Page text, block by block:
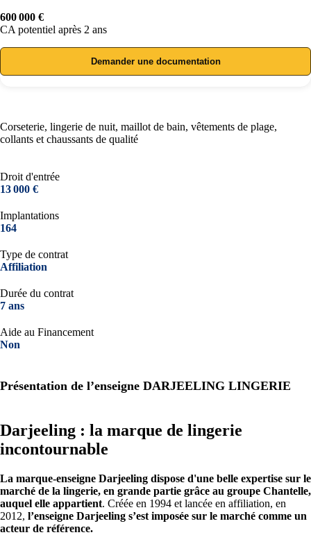
600 000 €
CA potentiel après 2 ans
Demander une documentation
Corseterie, lingerie de nuit, maillot de bain, vêtements de plage,
collants et chaussants de qualité
Droit d'entrée
13 000 €
Implantations
164
Type de contrat
Affiliation
Durée du contrat
7 ans
Aide au Financement
Non
Présentation de l’enseigne DARJEELING LINGERIE
Darjeeling : la marque de lingerie
incontournable
La marque-enseigne Darjeeling dispose d'une belle expertise sur le
marché de la lingerie, en grande partie grâce au groupe Chantelle,
auquel elle appartient. Créée en 1994 et lancée en affiliation, en
2012, l’enseigne Darjeeling s’est imposée sur le marché comme un
acteur de référence.